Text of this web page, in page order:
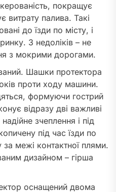
покращує
витрату палива. Такі
до їзди по місту, і
З недоліків – не
з мокрими дорогами.
Шашки протектора
проти ходу машини.
формуючи гострий
відразу дві важливі
зчеплення і під
під час їзди по
за межі контактної плями.
дизайном – гірша
оснащений двома